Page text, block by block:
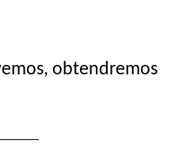
obtendremos